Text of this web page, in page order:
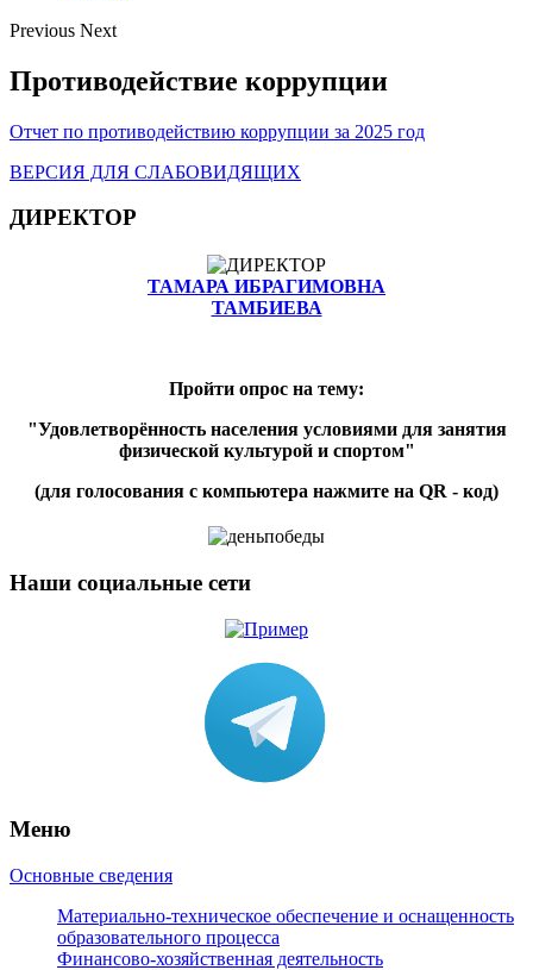
Previous Next
Противодействие коррупции
Отчет по противодействию коррупции за 2025 год
ВЕРСИЯ ДЛЯ СЛАБОВИДЯЩИХ
ДИРЕКТОР
ТАМАРА ИБРАГИМОВНА
ТАМБИЕВА
Пройти опрос на тему:
"Удовлетворённость населения условиями для занятия
физической культурой и спортом"
(для голосования с компьютера нажмите на QR - код)
Наши социальные сети
Меню
Основные сведения
Материально-техническое обеспечение и оснащенность
образовательного процесса
Финансово-хозяйственная деятельность